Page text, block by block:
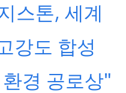
스톤, 세계
강도 합성
경 공로상"